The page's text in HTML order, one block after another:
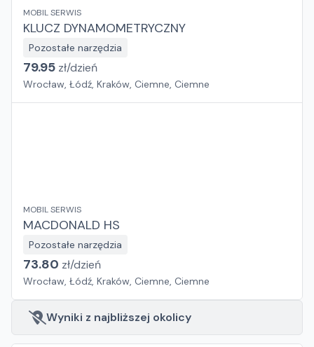
MOBIL SERWIS
KLUCZ DYNAMOMETRYCZNY
Pozostałe narzędzia
79.95 zł/dzień
Wrocław, Łódź, Kraków, Ciemne, Ciemne
MOBIL SERWIS
MACDONALD HS
Pozostałe narzędzia
73.80 zł/dzień
Wrocław, Łódź, Kraków, Ciemne, Ciemne
Wyniki z najbliższej okolicy